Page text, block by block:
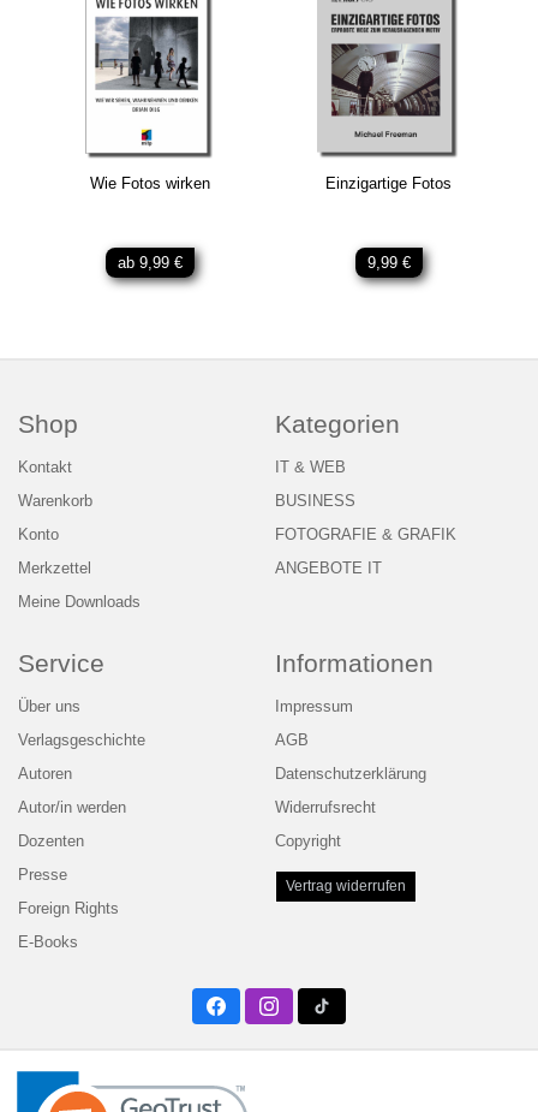
Wie Fotos wirken
ab 9,99 €
Einzigartige Fotos
9,99 €
Shop
Kontakt
Warenkorb
Konto
Merkzettel
Meine Downloads
Kategorien
IT & WEB
BUSINESS
FOTOGRAFIE & GRAFIK
ANGEBOTE IT
Service
Über uns
Verlagsgeschichte
Autoren
Autor/in werden
Dozenten
Presse
Foreign Rights
E-Books
Informationen
Impressum
AGB
Datenschutzerklärung
Widerrufsrecht
Copyright
Vertrag widerrufen
FacebookInstagramTwitter